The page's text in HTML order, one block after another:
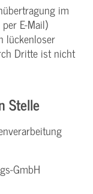
im
E-Mail)
lückenloser
Dritte ist nicht
Stelle
GmbH